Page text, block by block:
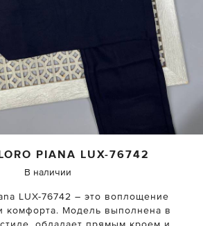
PIANA LUX-76742
В наличии
LUX-76742 – это воплощение
комфорта. Модель выполнена в